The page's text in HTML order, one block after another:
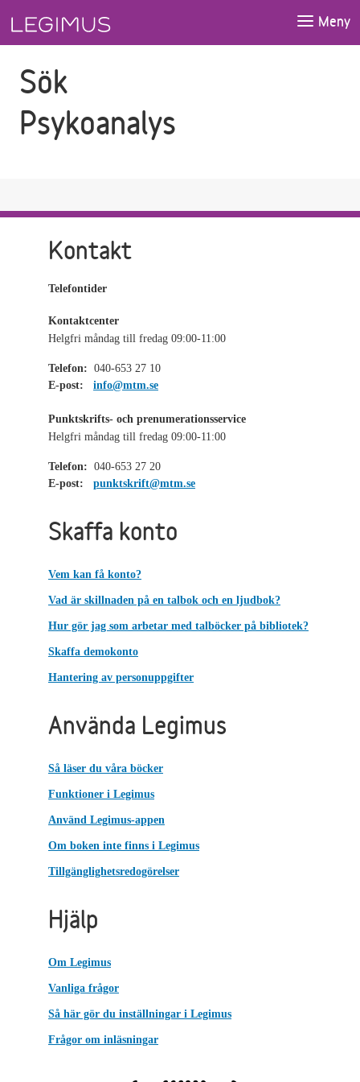
Meny
Sök
Psykoanalys
Kontakt
Telefontider
Kontaktcenter
Helgfri måndag till fredag 09:00-11:00
Telefon: 040-653 27 10
E-post:
info@mtm.se
Punktskrifts- och prenumerationsservice
Helgfri måndag till fredag 09:00-11:00
Telefon: 040-653 27 20
E-post:
punktskrift@mtm.se
Skaffa konto
Vem kan få konto?
Vad är skillnaden på en talbok och en ljudbok?
Hur gör jag som arbetar med talböcker på bibliotek?
Skaffa demokonto
Hantering av personuppgifter
Använda Legimus
Så läser du våra böcker
Funktioner i Legimus
Använd Legimus-appen
Om boken inte finns i Legimus
Tillgänglighetsredogörelser
Hjälp
Om Legimus
Vanliga frågor
Så här gör du inställningar i Legimus
Frågor om inläsningar